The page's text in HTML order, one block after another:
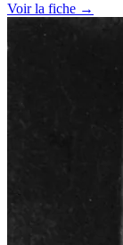
Voir la fiche →